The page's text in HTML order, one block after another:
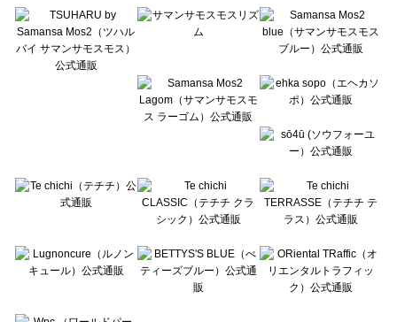
Lugnoncure（ルノンキュール）のルームウェア一覧
BETTY'S BLUE（べティーズブルー）のルームウェア一覧
Wpc.（ワールドパーティー）のルームウェア一覧